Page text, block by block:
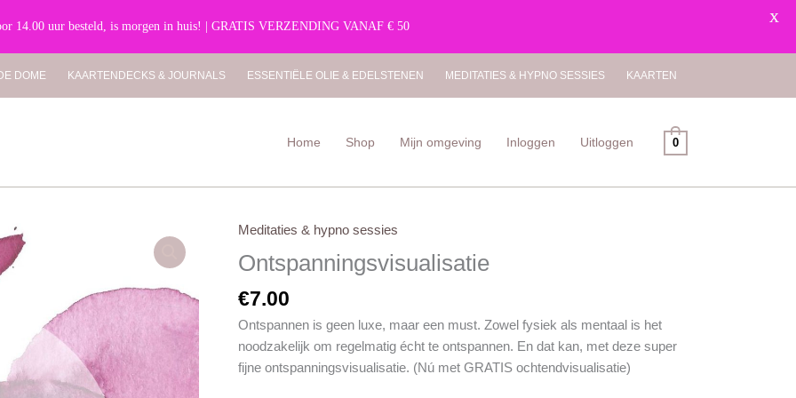
DOME KAARTENDECKS & JOURNALS ESSENTIËLE OLIE & EDELSTENEN MEDITATIES & HYPNO SESSIES KAARTEN
Home Shop Mijn omgeving Inloggen Uitloggen 0
Meditaties & hypno sessies
Ontspanningsvisualisatie
€7.00
Ontspannen is geen luxe, maar een must. Zowel fysiek als mentaal is het
noodzakelijk om regelmatig écht te ontspannen. En dat kan, met deze super
fijne ontspanningsvisualisatie. (Nú met GRATIS ochtendvisualisatie)
Ontspanningsvisualisatie
aantal
14.00 uur besteld, is morgen in huis! | GRATIS VERZENDING VANAF € 50
X